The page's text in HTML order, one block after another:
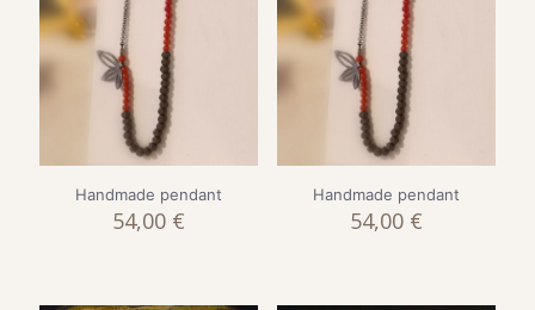
Handmade pendant
54,00 €
Handmade pendant
54,00 €